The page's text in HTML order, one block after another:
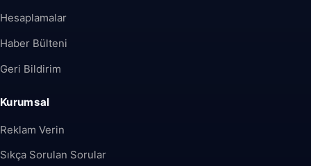
Hesaplamalar
Haber Bülteni
Geri Bildirim
Kurumsal
Reklam Verin
Sıkça Sorulan Sorular